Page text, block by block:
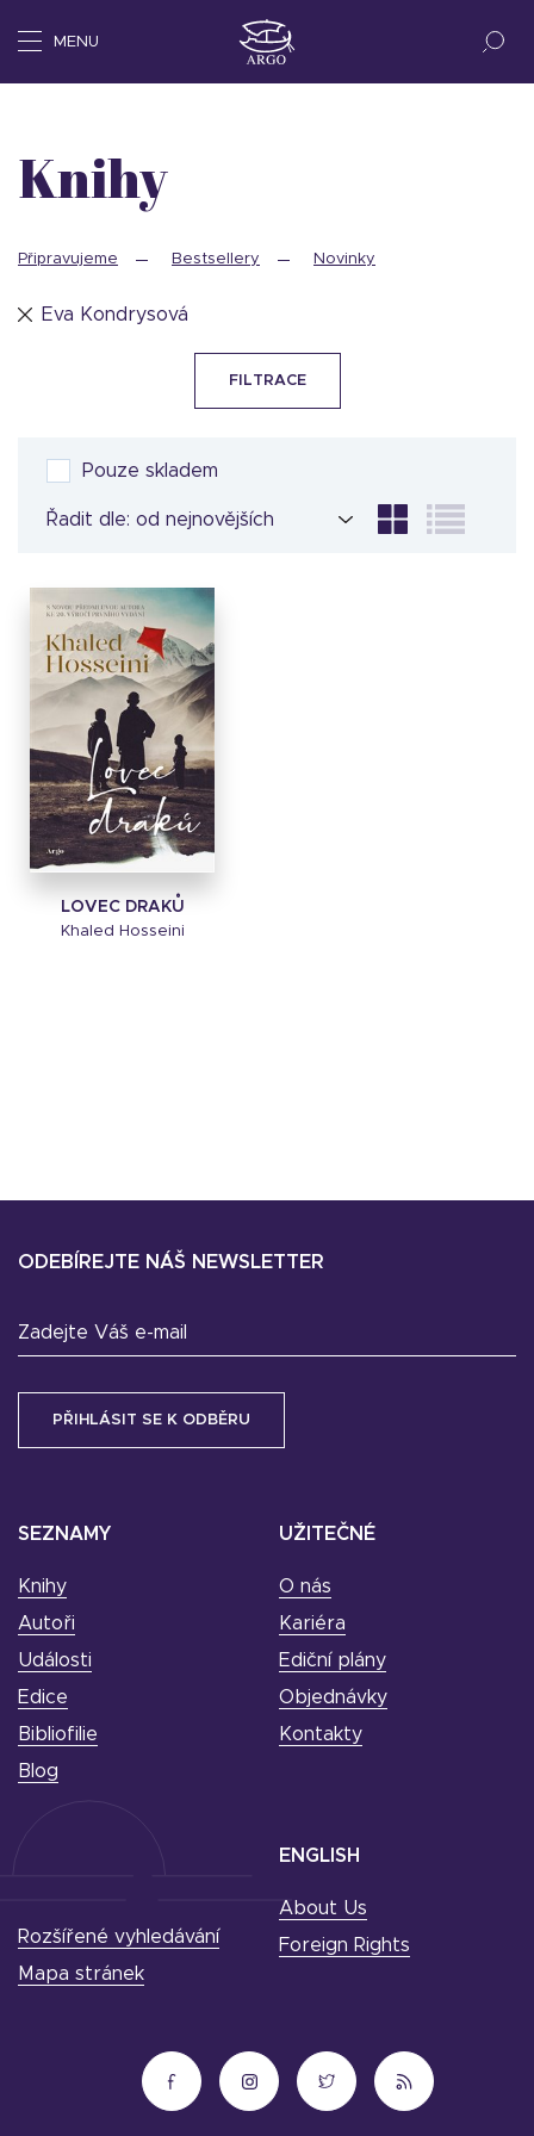
MENU
Knihy
Připravujeme Bestsellery Novinky
Eva Kondrysová
FILTRACE
Pouze skladem
Řadit dle:
LOVEC DRAKŮ
Khaled Hosseini
SEZNAMY
Knihy
Autoři
Události
Edice
Bibliofilie
Blog
UŽITEČNÉ
O nás
Kariéra
Ediční plány
Objednávky
Kontakty
ODEBÍREJTE NÁŠ NEWSLETTER
Zadejte Váš e-mail
ENGLISH
About Us
Foreign Rights
Rozšířené vyhledávání
Mapa stránek